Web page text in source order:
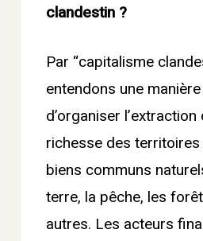
clandestin ?
Par “capitalisme
entendons une
d’organiser
richesse des territoires
biens communs
terre, la pêche, les
autres. Les acteurs